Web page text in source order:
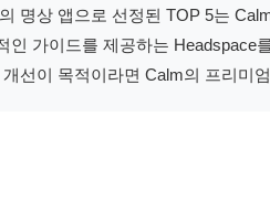
명상 앱으로 선정된 TOP 5는
인 가이드를 제공하는 Headspace
선이 목적이라면 Calm의 프리미